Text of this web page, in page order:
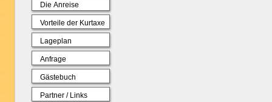
Die Anreise
Vorteile der Kurtaxe
Lageplan
Anfrage
Gästebuch
Partner / Links